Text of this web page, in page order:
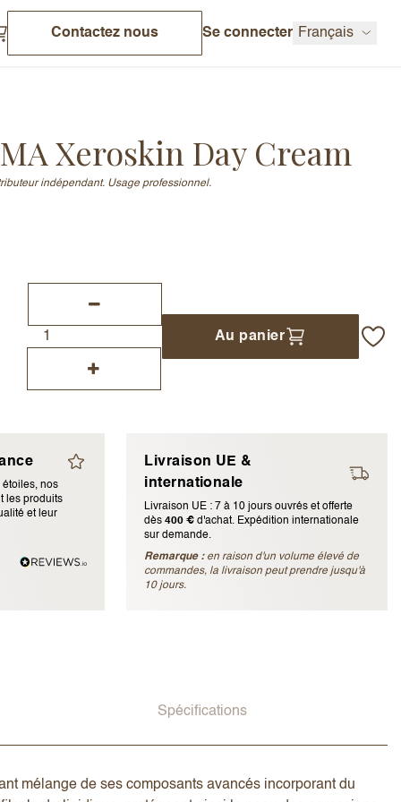
Contactez nous Se connecter Français
Xeroskin Day Cream
indépendant. Usage professionnel.
Au panier
étoiles, nos
les produits
et leur
Livraison UE &
internationale
Livraison UE : 7 à 10 jours ouvrés et offerte
dès400 €d'achat. Expédition internationale
sur demande.
Remarque : en raison d'un volume élevé de
commandes, la livraison peut prendre jusqu'à
10 jours.
Spécifications
mélange de ses composants avancés incorporant du